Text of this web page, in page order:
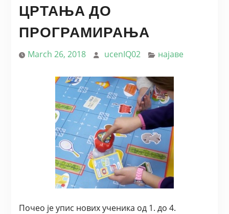
ЦРТАЊА ДО
ПРОГРАМИРАЊА
March 26, 2018 ucenIQ02 најаве
Почео је упис нових ученика од 1. до 4.